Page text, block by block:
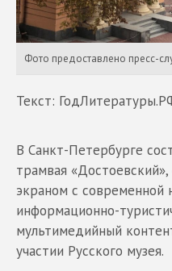
Фото предоставлено пресс-
Текст:
В Санкт-Петербурге
трамвая
экраном с современной
информационно-
мультимедийный
участии Русского музея.